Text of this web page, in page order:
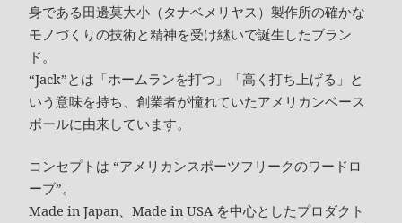
身である田邊莫大小（タナベメリヤス）製作所の確かな
モノづくりの技術と精神を受け継いで誕生したブラン
ド。
“Jack”とは「ホームランを打つ」「高く打ち上げる」と
いう意味を持ち、創業者が憧れていたアメリカンベース
ボールに由来しています。
コンセプトは “アメリカンスポーツフリークのワードロ
ーブ”。
Made in Japan、Made in USA を中心としたプロダクト